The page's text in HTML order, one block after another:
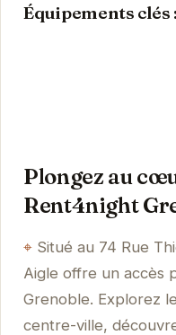
Équipements clés :
Plongez au
Rent4night
Situé au 74 Rue
Aigle offre un accès
Grenoble. Explorez
centre-ville,